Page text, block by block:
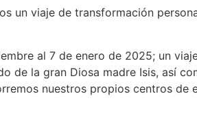
un viaje de transformación
al 7 de enero de 2025; un
de la gran Diosa madre Isis, así
nuestros propios centros de